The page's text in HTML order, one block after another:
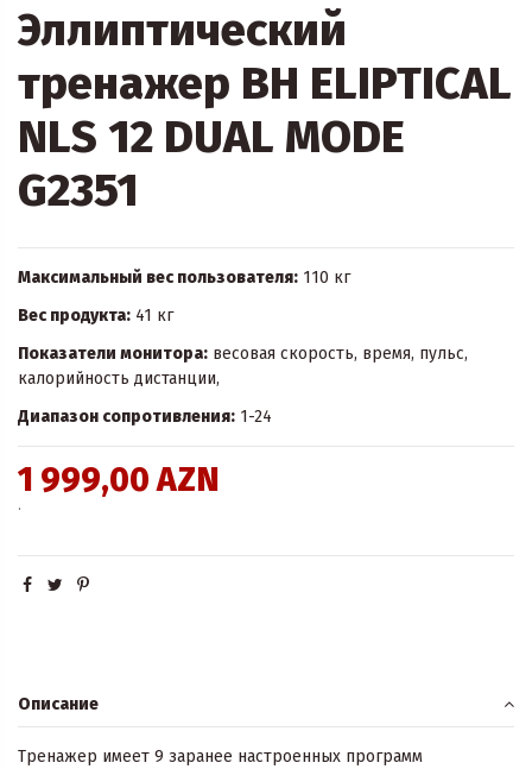
Эллиптический
тренажер BH ELIPTICAL
NLS 12 DUAL MODE
G2351
Максимальный вес пользователя: 110 кг
Вес продукта: 41 кг
Показатели монитора: весовая скорость, время, пульс,
калорийность дистанции,
Диапазон сопротивления: 1-24
1 999,00 AZN
.
Описание
Тренажер имеет 9 заранее настроенных программ